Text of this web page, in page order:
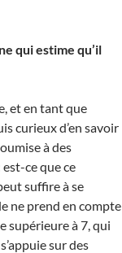
qui estime qu’il
et en tant que
curieux d’en savoir
à des
ce que ce
suffire à se
ne prend en compte
supérieure à 7, qui
sur des